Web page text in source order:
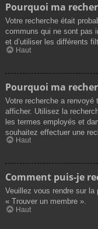
Pourquoi ma
Votre recherche était
communs qui ne sont pas
et d’utiliser les différents
Haut
Pourquoi ma
Votre recherche a renvoyé
afficher. Utilisez la
les termes employés et
souhaitez effectuer une
Haut
Comment puis-je
Veuillez vous rendre sur
« Trouver un membre ».
Haut